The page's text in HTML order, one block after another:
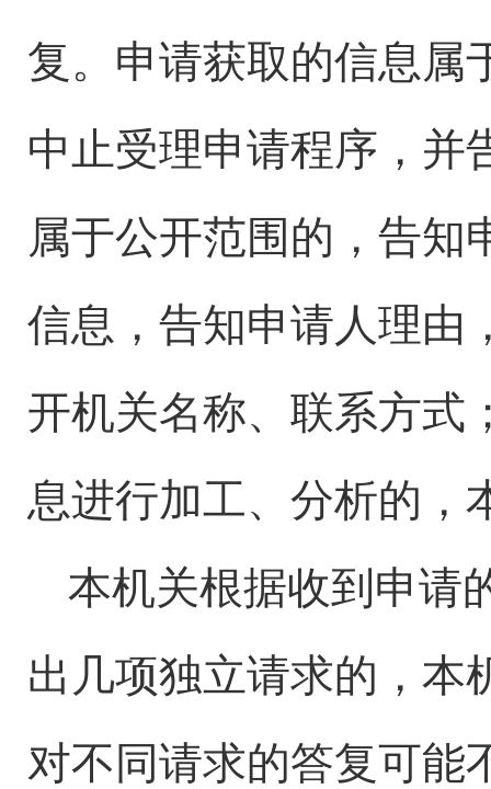
复。申请获取的信息属
中止受理申请程序，并
属于公开范围的，告知
信息，告知申请人理由
开机关名称、联系方式
息进行加工、分析的，
本机关根据收到申请
出几项独立请求的，本
对不同请求的答复可能